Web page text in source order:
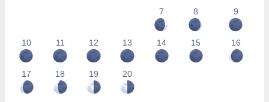
7
8 9
10 11 12 13 14 15 16
17 18 19 20